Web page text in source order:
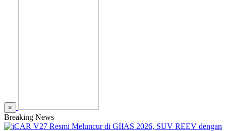
×
Breaking News